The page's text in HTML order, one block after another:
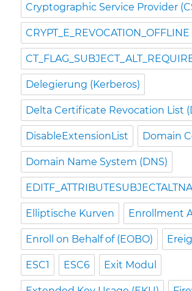
Cryptographic Service Provider
CRYPT_E_REVOCATION_OFFLINE
Delegierung (Kerberos)
Delta Certificate Revocation List
DisableExtensionList Domain
Domain Name System (DNS)
Elliptische Kurven Enrollment
Enroll on Behalf of (EOBO)
ESC1 ESC6 Exit Modul